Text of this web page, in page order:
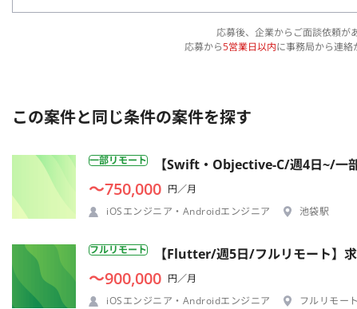
応募後、企業からご面談依頼が
応募から5営業日以内に事務局から連絡
この案件と同じ条件の案件を探す
一部リモート 【Swift・Objective-C/週4日~/一
〜750,000 円／月
iOSエンジニア・Androidエンジニア
池袋駅
フルリモート 【Flutter/週5日/フルリモート】
〜900,000 円／月
iOSエンジニア・Androidエンジニア
フルリモート